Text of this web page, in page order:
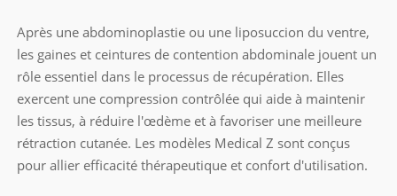
Après une abdominoplastie ou une liposuccion du ventre,
les gaines et ceintures de contention abdominale jouent un
rôle essentiel dans le processus de récupération. Elles
exercent une compression contrôlée qui aide à maintenir
les tissus, à réduire l'œdème et à favoriser une meilleure
rétraction cutanée. Les modèles Medical Z sont conçus
pour allier efficacité thérapeutique et confort d'utilisation.